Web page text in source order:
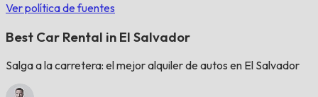
Ver política de fuentes
Best Car Rental in El Salvador
Salga a la carretera: el mejor alquiler de autos en El Salvador